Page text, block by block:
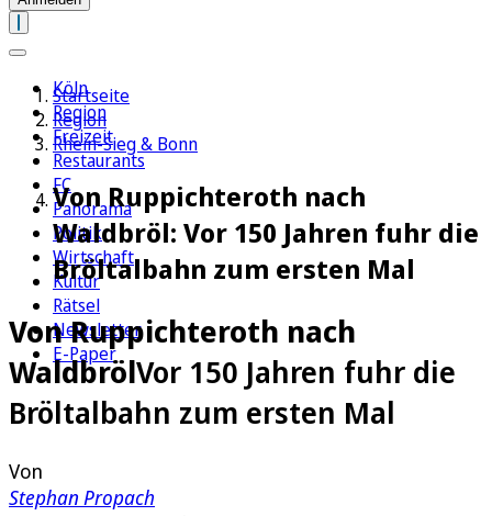
Köln
Region
Freizeit
Restaurants
FC
Panorama
Politik
Wirtschaft
Kultur
Rätsel
Newsletter
E-Paper
Startseite
Region
Rhein-Sieg & Bonn
Von Ruppichteroth nach
Waldbröl: Vor 150 Jahren fuhr die
Bröltalbahn zum ersten Mal
Von Ruppichteroth nach
WaldbrölVor 150 Jahren fuhr die
Bröltalbahn zum ersten Mal
Von
Stephan Propach